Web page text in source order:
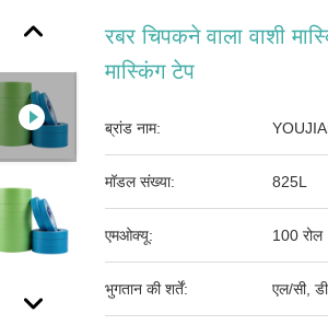
रबर चिपकने वाला वाशी
मास्किंग टेप
ब्रांड नाम:
मॉडल संख्या: 825L
एमओक्यू: 100 रोल
भुगतान की शर्तें: एल/सी,